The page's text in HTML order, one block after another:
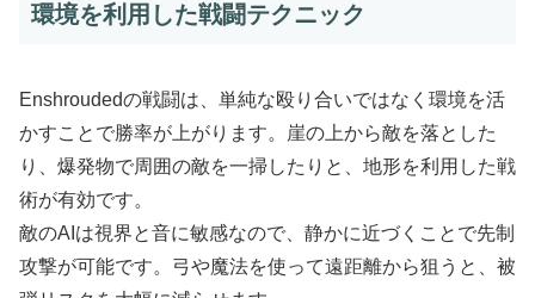
環境を利用した戦闘テクニック
Enshroudedの戦闘は、単純な殴り合いではなく環境を活
かすことで勝率が上がります。崖の上から敵を落とした
り、爆発物で周囲の敵を一掃したりと、地形を利用した戦
術が有効です。
敵のAIは視界と音に敏感なので、静かに近づくことで先制
攻撃が可能です。弓や魔法を使って遠距離から狙うと、被